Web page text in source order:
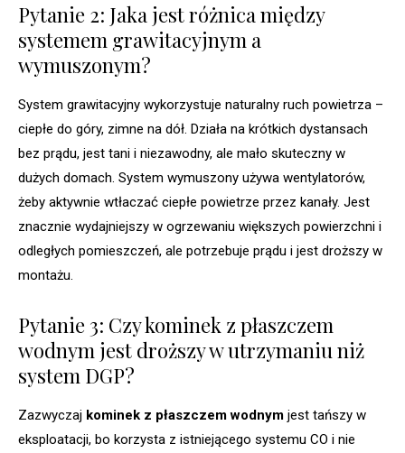
Pytanie 2: Jaka jest różnica między
systemem grawitacyjnym a
wymuszonym?
System grawitacyjny wykorzystuje naturalny ruch powietrza –
ciepłe do góry, zimne na dół. Działa na krótkich dystansach
bez prądu, jest tani i niezawodny, ale mało skuteczny w
dużych domach. System wymuszony używa wentylatorów,
żeby aktywnie wtłaczać ciepłe powietrze przez kanały. Jest
znacznie wydajniejszy w ogrzewaniu większych powierzchni i
odległych pomieszczeń, ale potrzebuje prądu i jest droższy w
montażu.
Pytanie 3: Czy kominek z płaszczem
wodnym jest droższy w utrzymaniu niż
system DGP?
Zazwyczaj kominek z płaszczem wodnym jest tańszy w
eksploatacji, bo korzysta z istniejącego systemu CO i nie